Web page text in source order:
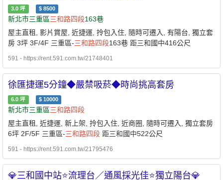
3.0 坪 $ 8500
新北市三重區三和路四段163巷
屋主直租, 影片賞屋, 近捷運, 拎包入住, 隨時可遷入, 有陽台, 獨立套
房 3坪 3F/4F 三重區-三和路四段163巷 距三和國中416公尺
591 - https://rent.591.com.tw/21748401
徐匯捷運5分鐘◆嚴禁吸菸◆時尚挑高套房
6.0 坪 $ 10000
新北市三重區三和路四段
屋主直租, 近捷運, 新上架, 拎包入住, 近商圈, 隨時可遷入, 獨立套房
6坪 2F/5F 三重區-三和路四段 距三和國中522公尺
591 - https://rent.591.com.tw/21795476
💎三和國中站⭐流理台／通風採光佳⭐獨立陽台💎